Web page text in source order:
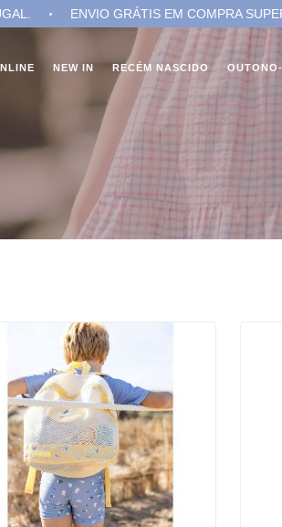
ENVIO GRÁTIS EM COMPRA SUPERIOR A
NEW IN RECÉM NASCIDO